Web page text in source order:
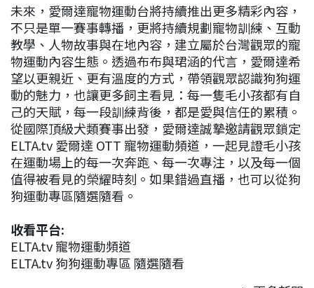
未來，愛爾達寵物運動台將持續推出更多精彩內容，
不只是單一賽事轉播，更將持續規劃寵物訓練、互動
教學、人物故事與在地內容，建立屬於台灣觀眾的寵
物運動內容生態。透過布布與珺涵的代言，愛爾達希
望以更親近、更有溫度的方式，帶領觀眾認識狗狗運
動的魅力，也讓更多飼主看見：每一隻毛小孩都有自
己的天賦，每一段訓練背後，都是愛與信任的累積。
從國際頂級犬類賽事出發，愛爾達誠摯邀請觀眾鎖定
ELTA.tv 愛爾達 OTT 寵物運動頻道，一起見證毛小孩
在運動場上的每一次奔跑、每一次專注，以及每一個
值得被看見的榮耀時刻。如果錯過直播，也可以從狗
狗運動專區隨選隨看。
收看平台:
ELTA.tv 寵物運動頻道
ELTA.tv 狗狗運動專區 隨選隨看